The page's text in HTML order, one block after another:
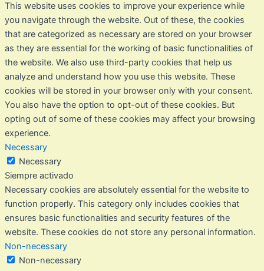
This website uses cookies to improve your experience while
you navigate through the website. Out of these, the cookies
that are categorized as necessary are stored on your browser
as they are essential for the working of basic functionalities of
the website. We also use third-party cookies that help us
analyze and understand how you use this website. These
cookies will be stored in your browser only with your consent.
You also have the option to opt-out of these cookies. But
opting out of some of these cookies may affect your browsing
experience.
Necessary
Necessary
Siempre activado
Necessary cookies are absolutely essential for the website to
function properly. This category only includes cookies that
ensures basic functionalities and security features of the
website. These cookies do not store any personal information.
Non-necessary
Non-necessary